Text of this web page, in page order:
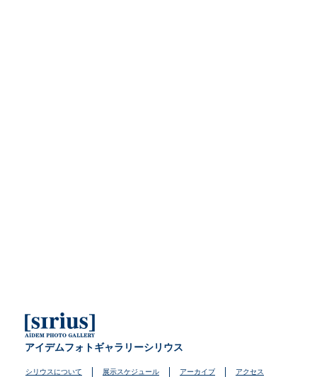
アイデムフォトギャラリーシリウス
シリウスについて 展示スケジュール アーカイブ アクセス